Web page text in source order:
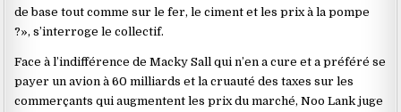
de base tout comme sur le fer, le ciment et les prix à la pompe
?», s’interroge le collectif.
Face à l’indifférence de Macky Sall qui n’en a cure et a préféré se
payer un avion à 60 milliards et la cruauté des taxes sur les
commerçants qui augmentent les prix du marché, Noo Lank juge